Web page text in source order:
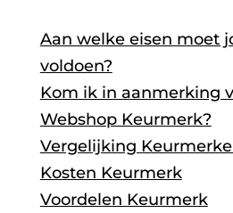
Aan welke eisen moet
voldoen?
Kom ik in aanmerking
Webshop Keurmerk?
Vergelijking
Kosten Keurmerk
Voordelen Keurmerk